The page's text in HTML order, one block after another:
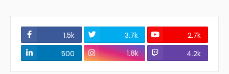
1.5k 3.7k
2.7k
500
1.8k 4.2k